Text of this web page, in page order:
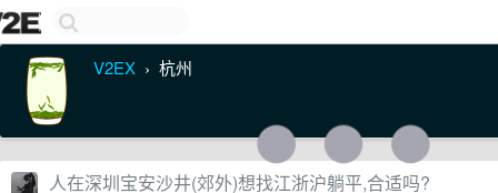
V2EX › 杭州
人在深圳宝安沙井(郊外)想找江浙沪躺平,合适吗?